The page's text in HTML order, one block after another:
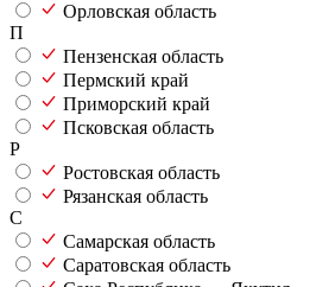
Орловская область
П
Пензенская область
Пермский край
Приморский край
Псковская область
Р
Ростовская область
Рязанская область
С
Самарская область
Саратовская область